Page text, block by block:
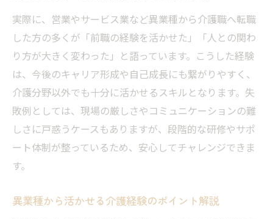
実際に、営業やサービス業など異業種から介護職へ転職
した方の多くが「前職の経験を活かせた」「人との関わ
り方が大きく変わった」と語っています。こうした経験
は、今後のキャリア形成や自己成長にも繋がりやすく、
介護分野以外でも十分に活かせるスキルとなります。失
敗例としては、現場の厳しさやコミュニケーションの難
しさに戸惑うケースもありますが、段階的な研修やサポ
ート体制が整っているため、安心してチャレンジできま
す。
異業種から活かせる介護経験のポイント解説